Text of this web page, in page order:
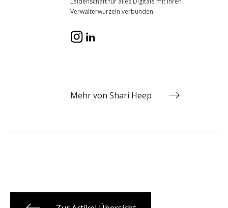
Verwalterwurzeln verbunden.
Mehr von Shari Heep